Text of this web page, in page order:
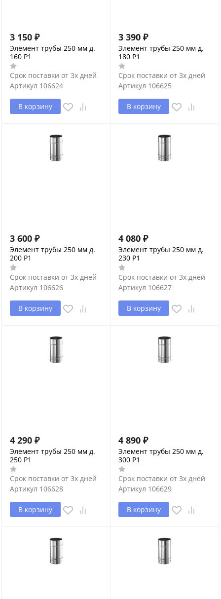
3 150 ₽
Элемент трубы 250 мм д.
160 P1
Срок поставки от 3х дней
Артикул 106624
В корзину
3 390 ₽
Элемент трубы 250 мм д.
180 P1
Срок поставки от 3х дней
Артикул 106625
В корзину
3 600 ₽
Элемент трубы 250 мм д.
200 P1
Срок поставки от 3х дней
Артикул 106626
В корзину
4 080 ₽
Элемент трубы 250 мм д.
230 P1
Срок поставки от 3х дней
Артикул 106627
В корзину
4 290 ₽
Элемент трубы 250 мм д.
250 P1
Срок поставки от 3х дней
Артикул 106628
В корзину
4 890 ₽
Элемент трубы 250 мм д.
300 P1
Срок поставки от 3х дней
Артикул 106629
В корзину